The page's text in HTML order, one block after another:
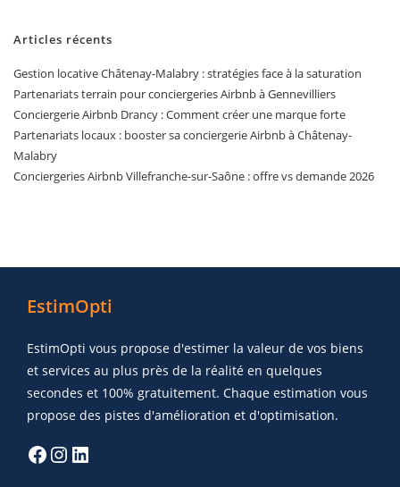
Articles récents
Gestion locative Châtenay-Malabry : stratégies face à la saturation
Partenariats terrain pour conciergeries Airbnb à Gennevilliers
Conciergerie Airbnb Drancy : Comment créer une marque forte
Partenariats locaux : booster sa conciergerie Airbnb à Châtenay-
Malabry
Conciergeries Airbnb Villefranche-sur-Saône : offre vs demande 2026
EstimOpti
EstimOpti vous propose d'estimer la valeur de vos biens
et services au plus près de la réalité en quelques
secondes et 100% gratuitement. Chaque estimation vous
propose des pistes d'amélioration et d'optimisation.